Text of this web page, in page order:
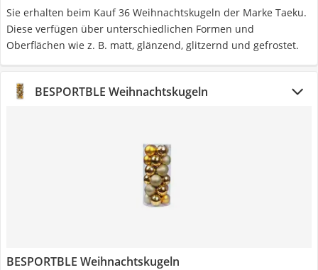
Sie erhalten beim Kauf 36 Weihnachtskugeln der Marke Taeku.
Diese verfügen über unterschiedlichen Formen und
Oberflächen wie z. B. matt, glänzend, glitzernd und gefrostet.
BESPORTBLE Weihnachtskugeln
BESPORTBLE Weihnachtskugeln